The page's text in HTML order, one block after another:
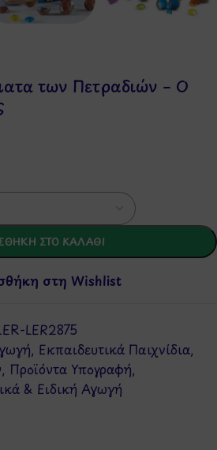
των Πετραδιών – Ο
ΣΤΟ ΚΑΛΆΘΙ
στη Wishlist
LER2875
, Εκπαιδευτικά Παιχνίδια,
, Προϊόντα Υπογραφή,
& Ειδική Αγωγή